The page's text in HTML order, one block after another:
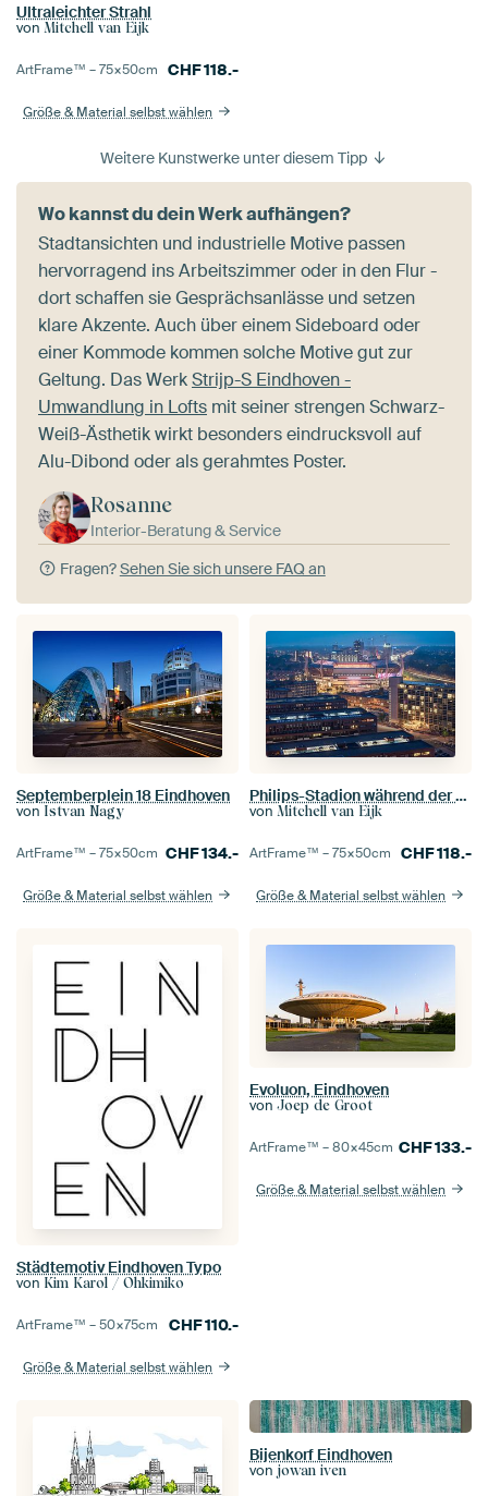
Ultraleichter Strahl
von Mitchell van Eijk
ArtFrame™ –75×50cm CHF118.-
Größe & Material selbst wählen
Weitere Kunstwerke unter diesem Tipp
Wo kannst du dein Werk aufhängen?
Stadtansichten und industrielle Motive passen
hervorragend ins Arbeitszimmer oder in den Flur -
dort schaffen sie Gesprächsanlässe und setzen
klare Akzente. Auch über einem Sideboard oder
einer Kommode kommen solche Motive gut zur
Geltung. Das WerkStrijp-S Eindhoven -
Umwandlung in Lofts mit seiner strengen Schwarz-
Weiß-Ästhetik wirkt besonders eindrucksvoll auf
Alu-Dibond oder als gerahmtes Poster.
Rosanne
Interior-Beratung & Service
Fragen?Sehen Sie sich unsere FAQ an
Septemberplein 18 Eindhoven
von Istvan Nagy
ArtFrame™ –75×50cm CHF134.-
Größe & Material selbst wählen
Philips-Stadion während der blauen Stunde
von Mitchell van Eijk
ArtFrame™ –75×50cm CHF118.-
Größe & Material selbst wählen
Städtemotiv Eindhoven Typo
von Kim Karol / Ohkimiko
ArtFrame™ –50×75cm CHF110.-
Größe & Material selbst wählen
Evoluon, Eindhoven
von Joep de Groot
ArtFrame™ –80×45cm CHF133.-
Größe & Material selbst wählen
Bijenkorf Eindhoven
von jowan iven